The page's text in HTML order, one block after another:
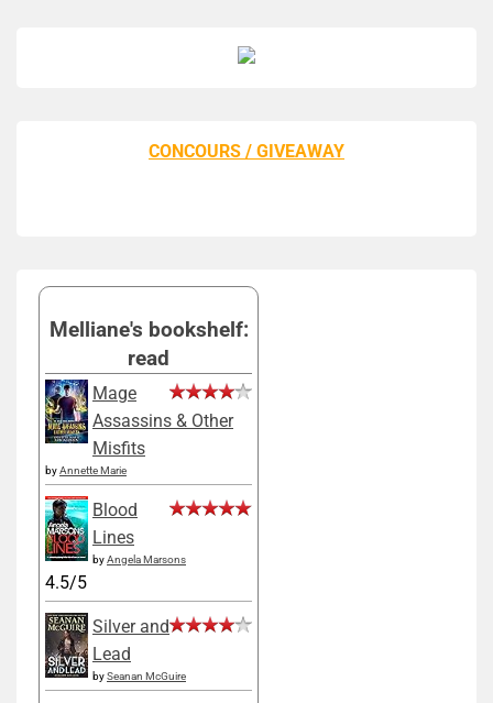
CONCOURS / GIVEAWAY
Melliane's bookshelf:
read
Mage
Assassins & Other
Misfits
byAnnette Marie
Blood
Lines
byAngela Marsons
4.5/5
Silver and
Lead
bySeanan McGuire